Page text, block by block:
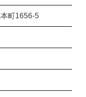
町1656-5